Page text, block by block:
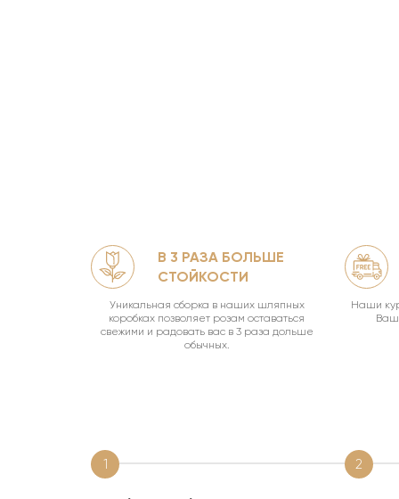
В 3 РАЗА БОЛЬШЕ
СТОЙКОСТИ
Уникальная сборка в наших шляпных
коробках позволяет розам оставаться
свежими и радовать вас в 3 раза дольше
обычных.
Наши
Ваш
1 2